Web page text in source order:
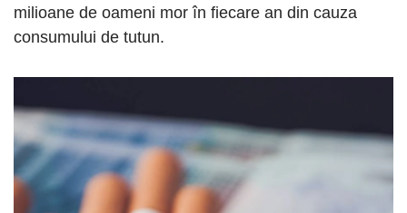
milioane de oameni mor în fiecare an din cauza
consumului de tutun.